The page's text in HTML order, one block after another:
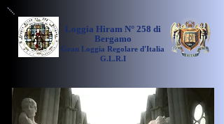
Loggia Hiram N° 258 di
Bergamo
Gran Loggia Regolare d'Italia
G.L.R.I